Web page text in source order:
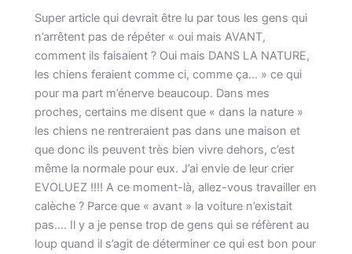
Super article qui devrait être lu par tous les gens qui
n’arrêtent pas de répéter « oui mais AVANT,
comment ils faisaient ? Oui mais DANS LA NATURE,
les chiens feraient comme ci, comme ça… » ce qui
pour ma part m’énerve beaucoup. Dans mes
proches, certains me disent que « dans la nature »
les chiens ne rentreraient pas dans une maison et
que donc ils peuvent très bien vivre dehors, c’est
même la normale pour eux. J’ai envie de leur crier
EVOLUEZ !!!! A ce moment-là, allez-vous travailler en
calèche ? Parce que « avant » la voiture n’existait
pas…. Il y a je pense trop de gens qui se réfèrent au
loup quand il s’agit de déterminer ce qui est bon pour